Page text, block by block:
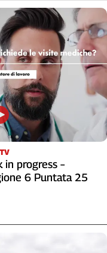
TV
in progress –
6 Puntata 25